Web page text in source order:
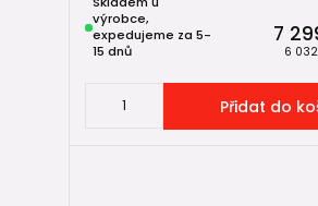
7
6
výrobce,
expedujeme za 5-
15 dnů
Přidat do